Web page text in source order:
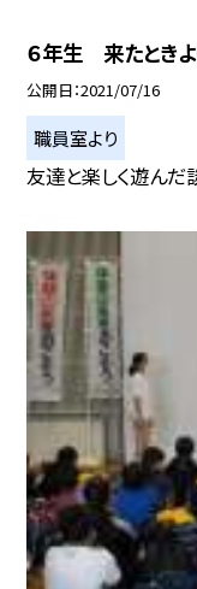
６年生 来たときよ
公開日 2021/07/16
職員室より
友達と楽しく遊んだ